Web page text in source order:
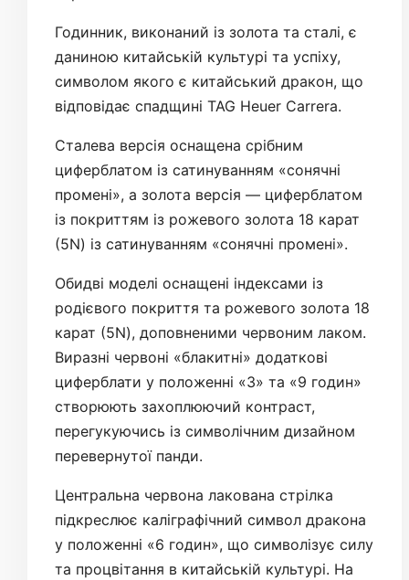
Годинник, виконаний із золота та сталі, є
даниною китайській культурі та успіху,
символом якого є китайський дракон, що
відповідає спадщині TAG Heuer Carrera.
Сталева версія оснащена срібним
циферблатом із сатинуванням «сонячні
промені», а золота версія — циферблатом
із покриттям із рожевого золота 18 карат
(5N) із сатинуванням «сонячні промені».
Обидві моделі оснащені індексами із
родієвого покриття та рожевого золота 18
карат (5N), доповненими червоним лаком.
Виразні червоні «блакитні» додаткові
циферблати у положенні «3» та «9 годин»
створюють захоплюючий контраст,
перегукуючись із символічним дизайном
перевернутої панди.
Центральна червона лакована стрілка
підкреслює каліграфічний символ дракона
у положенні «6 годин», що символізує силу
та процвітання в китайській культурі. На